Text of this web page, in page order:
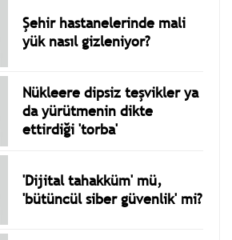
Şehir hastanelerinde mali
yük nasıl gizleniyor?
Nükleere dipsiz teşvikler ya
da yürütmenin dikte
ettirdiği 'torba'
'Dijital tahakküm' mü,
'bütüncül siber güvenlik' mi?